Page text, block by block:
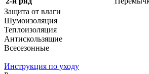
Защита от влаги
Шумоизоляция
Теплоизоляция
Антискользящие
Всесезонные
Инструкция по уходу